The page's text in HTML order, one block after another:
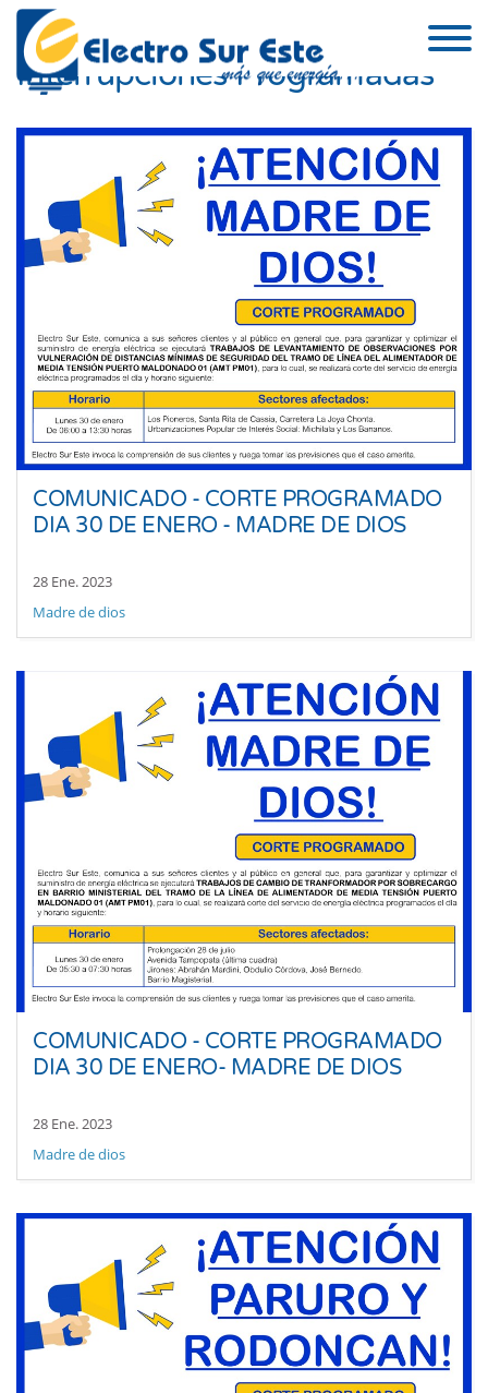
Interrupciones Programadas
COMUNICADO - CORTE PROGRAMADO
DIA 30 DE ENERO - MADRE DE DIOS
28 Ene. 2023
Madre de dios
COMUNICADO - CORTE PROGRAMADO
DIA 30 DE ENERO- MADRE DE DIOS
28 Ene. 2023
Madre de dios